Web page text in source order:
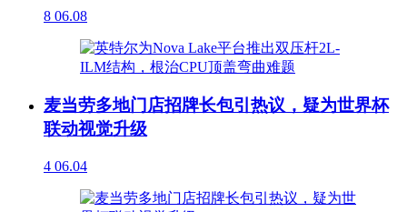
8 06.08
麦当劳多地门店招牌长包引热议，疑为世界杯
联动视觉升级
4 06.04